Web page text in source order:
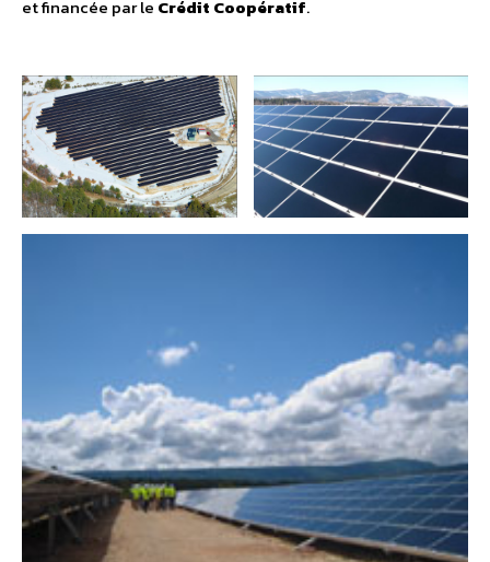
et financée par le Crédit Coopératif.